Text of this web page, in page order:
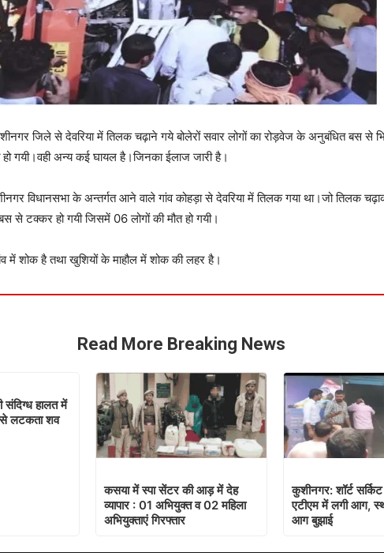
जिले से देवरिया में तिलक चढ़ाने गये बोलेरों सवार लोगों का रोड़वेज के अनुबंधित बस से
हो गयी।वही अन्य कई घायल है।जिनका ईलाज जारी है।
विधानसभा के अन्तर्गत आने वाले गांव कोहड़ा से देवरिया में तिलक गया था।जो तिलक
से टक्कर हो गयी जिसमें 06 लोगों की मौत हो गयी।
में शोक है तथा खुशियों के माहौल में शोक की लहर है।
Read More Breaking News
संदिग्ध हालत में
से लटकता शव
कसया में स्पा सेंटर की आड़ में देह
व्यापार : 01 अभियुक्त व 02 महिला
अभियुक्ताएं गिरफ्तार
कुशीनगर: शॉर्ट
एटीएम में लगी आग,
आग बुझाई